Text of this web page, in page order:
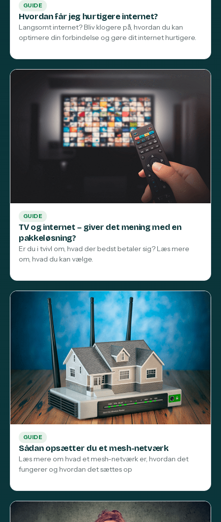
GUIDE
Hvordan får jeg hurtigere internet?
Langsomt internet? Bliv klogere på, hvordan du kan
optimere din forbindelse og gøre dit internet hurtigere.
GUIDE
TV og internet – giver det mening med en
pakkeløsning?
Er du i tvivl om, hvad der bedst betaler sig? Læs mere
om, hvad du kan vælge.
GUIDE
Sådan opsætter du et mesh-netværk
Læs mere om hvad et mesh-netværk er, hvordan det
fungerer og hvordan det sættes op